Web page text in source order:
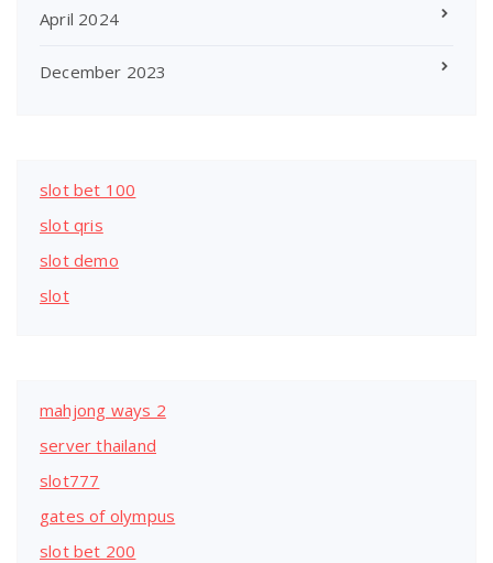
April 2024
December 2023
slot bet 100
slot qris
slot demo
slot
mahjong ways 2
server thailand
slot777
gates of olympus
slot bet 200